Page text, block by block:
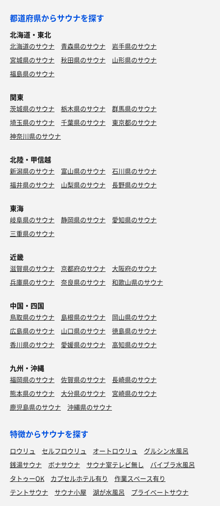
都道府県からサウナを探す
北海道・東北
北海道のサウナ 青森県のサウナ
岩手県のサウナ
宮城県のサウナ
秋田県のサウナ
山形県のサウナ
福島県のサウナ
関東
茨城県のサウナ 栃木県のサウナ
群馬県のサウナ
埼玉県のサウナ
千葉県のサウナ
東京都のサウナ
神奈川県のサウナ
北陸・甲信越
新潟県のサウナ 富山県のサウナ
石川県のサウナ
福井県のサウナ
山梨県のサウナ 長野県のサウナ
東海
岐阜県のサウナ 静岡県のサウナ
愛知県のサウナ
三重県のサウナ
近畿
滋賀県のサウナ 京都府のサウナ
大阪府のサウナ
兵庫県のサウナ
奈良県のサウナ 和歌山県のサウナ
中国・四国
鳥取県のサウナ 島根県のサウナ
岡山県のサウナ
広島県のサウナ
山口県のサウナ
徳島県のサウナ
香川県のサウナ
愛媛県のサウナ 高知県のサウナ
九州・沖縄
福岡県のサウナ 佐賀県のサウナ
長崎県のサウナ
熊本県のサウナ
大分県のサウナ
宮崎県のサウナ
鹿児島県のサウナ
沖縄県のサウナ
特徴からサウナを探す
ロウリュ セルフロウリュ オートロウリュ
グルシン水風呂
銭湯サウナ
ボナサウナ サウナ室テレビ無し
バイブラ水風呂
タトゥーOK
カプセルホテル有り
作業スペース有り
テントサウナ
サウナ小屋 湖が水風呂 プライベートサウナ